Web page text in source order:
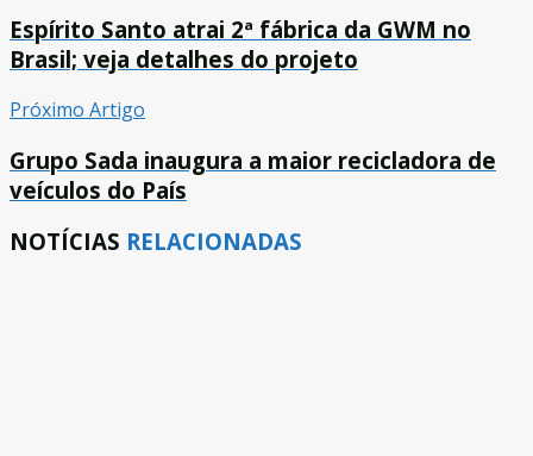
Espírito Santo atrai 2ª fábrica da GWM no
Brasil; veja detalhes do projeto
Próximo Artigo
Grupo Sada inaugura a maior recicladora de
veículos do País
NOTÍCIAS RELACIONADAS